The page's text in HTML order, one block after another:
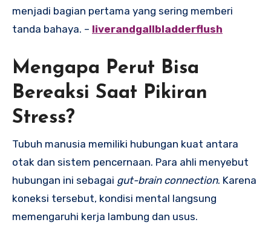
menjadi bagian pertama yang sering memberi
tanda bahaya. – liverandgallbladderflush
Mengapa Perut Bisa
Bereaksi Saat Pikiran
Stress?
Tubuh manusia memiliki hubungan kuat antara
otak dan sistem pencernaan. Para ahli menyebut
hubungan ini sebagai gut-brain connection. Karena
koneksi tersebut, kondisi mental langsung
memengaruhi kerja lambung dan usus.